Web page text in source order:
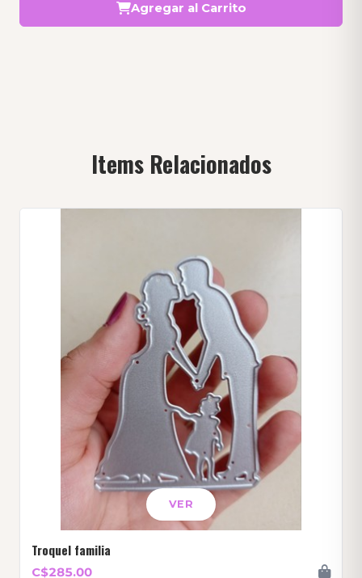
Agregar al Carrito
Items Relacionados
VER
Troquel familia
C$285.00